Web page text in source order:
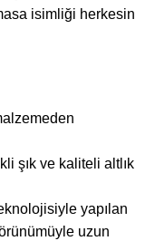
isimliği herkesin
şık ve kaliteli altlık
yapılan
uzun